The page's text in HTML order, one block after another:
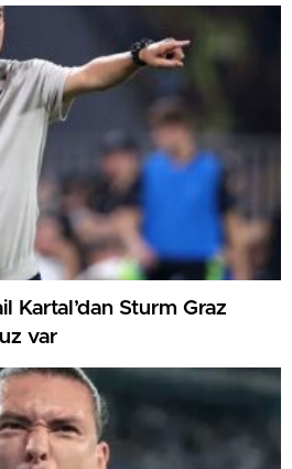
Kartal’dan Sturm Graz
var